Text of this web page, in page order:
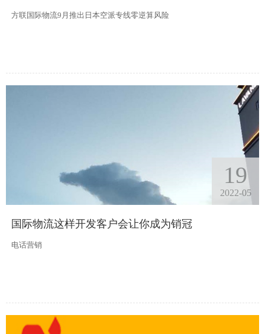
方联国际物流9月推出日本空派专线零逆算风险
19
2022-05
国际物流这样开发客户会让你成为销冠
电话营销